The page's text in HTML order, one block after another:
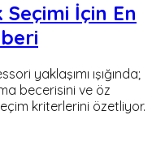
İçin En
yaklaşımı ışığında;
becerisini ve öz
kriterlerini özetliyor.